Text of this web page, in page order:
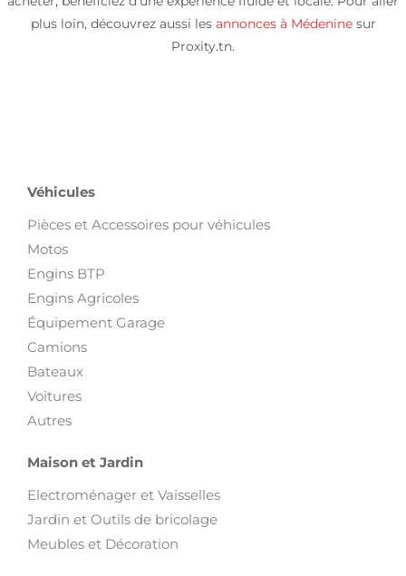
plus loin, découvrez aussi les annonces à Médeninesur
Proxity.tn.
Véhicules
Pièces et Accessoires pour véhicules
Motos
Engins BTP
Engins Agricoles
Équipement Garage
Camions
Bateaux
Voitures
Autres
Maison et Jardin
Electroménager et Vaisselles
Jardin et Outils de bricolage
Meubles et Décoration